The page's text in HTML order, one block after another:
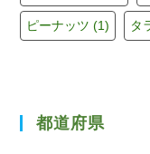
ピーナッツ (1) タ
都道府県